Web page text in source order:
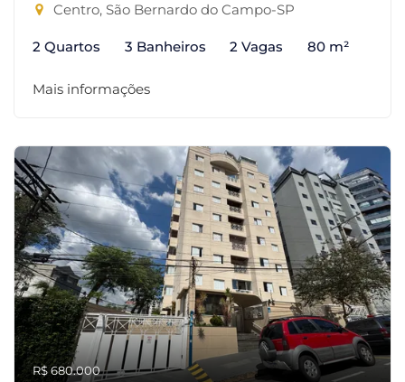
Centro, São Bernardo do Campo-SP
2 Quartos 3 Banheiros 2 Vagas 80 m²
Mais informações
R$ 680.000